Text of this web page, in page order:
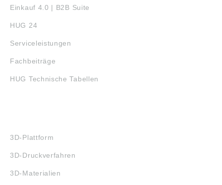
Einkauf 4.0 | B2B Suite
HUG 24
Serviceleistungen
Fachbeiträge
HUG Technische Tabellen
3D-Plattform
3D-Druckverfahren
3D-Materialien